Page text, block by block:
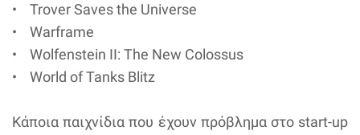
• Trover Saves the Universe
• Warframe
• Wolfenstein II: The New Colossus
• World of Tanks Blitz
Κάποια παιχνίδια που έχουν πρόβλημα στο start-up